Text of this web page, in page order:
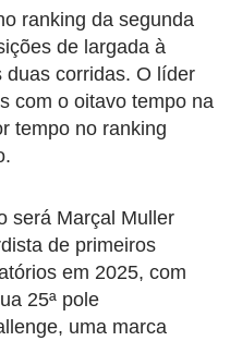
ranking da segunda
de largada à
duas corridas. O líder
com o oitavo tempo na
tempo no ranking
será Marçal Muller
de primeiros
em 2025, com
25ª pole
uma marca